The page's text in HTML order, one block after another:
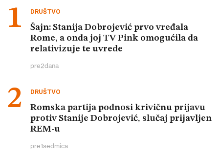
DRUŠTVO
Šajn: Stanija Dobrojević prvo vređala
Rome, a onda joj TV Pink omogućila da
relativizuje te uvrede
pre2dana
DRUŠTVO
Romska partija podnosi krivičnu prijavu
protiv Stanije Dobrojević, slučaj prijavljen
REM-u
pre1sedmica